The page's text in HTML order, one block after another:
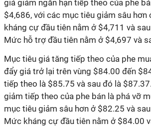
giá giảm ngắn hạn tiếp theo của phe
$4,686, với các mục tiêu giảm sâu
kháng cự đầu tiên nằm ở $4,711 và
Mức hỗ trợ đầu tiên nằm ở $4,697 và
Mục tiêu giá tăng tiếp theo của phe
đẩy giá trở lại trên vùng $84.00 đến
tiếp theo là $85.75 và sau đó là
giảm tiếp theo của phe bán là phá vỡ
mục tiêu giảm sâu hơn ở $82.25 và
Mức kháng cự đầu tiên nằm ở $84.00